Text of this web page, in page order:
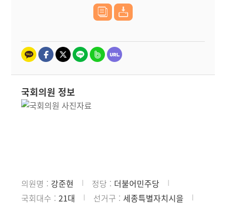
국회의원 정보
의원명 강준현 정당
더불어민주당
국회대수
21대 선거구
세종특별자치시을